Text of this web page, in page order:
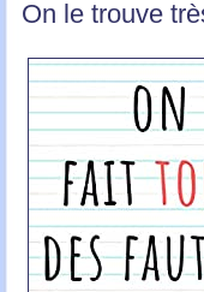
On le trouve